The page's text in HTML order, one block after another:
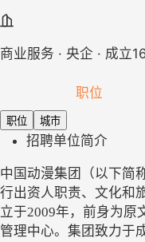
商业服务 · 央企 · 成立
职位
职位 城市
招聘单位简介
中国动漫集团（以下简
行出资人职责、文化和
立于2009年，前身为原
管理中心。集团致力于